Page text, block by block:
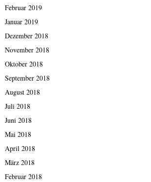
Februar 2019
Januar 2019
Dezember 2018
November 2018
Oktober 2018
September 2018
August 2018
Juli 2018
Juni 2018
Mai 2018
April 2018
März 2018
Februar 2018